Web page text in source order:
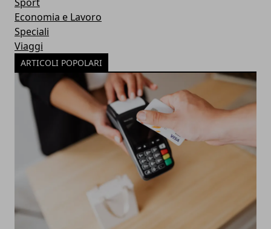
Economia e Lavoro
Speciali
Viaggi
ARTICOLI POPOLARI